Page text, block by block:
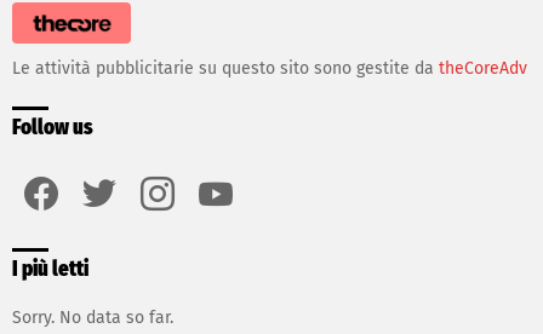
Le attività pubblicitarie su questo sito sono gestite da theCoreAdv
Follow us
I più letti
Sorry. No data so far.